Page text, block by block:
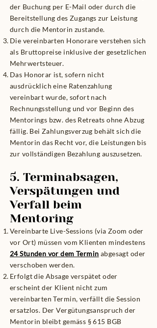
der Buchung per E-Mail oder durch die
Bereitstellung des Zugangs zur Leistung
durch die Mentorin zustande.
Die vereinbarten Honorare verstehen sich
als Bruttopreise inklusive der gesetzlichen
Mehrwertsteuer.
Das Honorar ist, sofern nicht
ausdrücklich eine Ratenzahlung
vereinbart wurde, sofort nach
Rechnungsstellung und vor Beginn des
Mentorings bzw. des Retreats ohne Abzug
fällig. Bei Zahlungsverzug behält sich die
Mentorin das Recht vor, die Leistungen bis
zur vollständigen Bezahlung auszusetzen.
5. Terminabsagen,
Verspätungen und
Verfall beim
Mentoring
Vereinbarte Live-Sessions (via Zoom oder
vor Ort) müssen vom Klienten mindestens
24 Stunden vor dem Termin abgesagt oder
verschoben werden.
Erfolgt die Absage verspätet oder
erscheint der Klient nicht zum
vereinbarten Termin, verfällt die Session
ersatzlos. Der Vergütungsanspruch der
Mentorin bleibt gemäss § 615 BGB